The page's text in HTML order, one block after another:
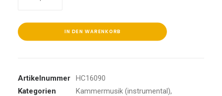
IN DEN WARENKORB
Artikelnummer
HC16090
Kategorien
Kammermusik (instrumental),